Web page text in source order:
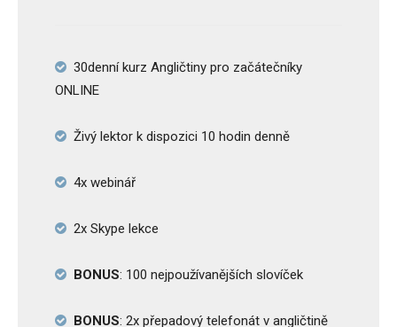
30denní kurz Angličtiny pro začátečníky
ONLINE
Živý lektor k dispozici 10 hodin denně
4x webinář
2x Skype lekce
BONUS: 100 nejpoužívanějších slovíček
BONUS: 2x přepadový telefonát v angličtině